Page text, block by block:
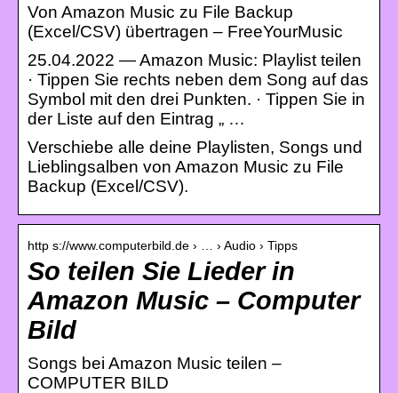
Von Amazon Music zu File Backup
(Excel/CSV) übertragen – FreeYourMusic
25.04.2022 — Amazon Music: Playlist teilen
· Tippen Sie rechts neben dem Song auf das
Symbol mit den drei Punkten. · Tippen Sie in
der Liste auf den Eintrag „ …
Verschiebe alle deine Playlisten, Songs und
Lieblingsalben von Amazon Music zu File
Backup (Excel/CSV).
http s://www.computerbild.de › … › Audio › Tipps
So teilen Sie Lieder in
Amazon Music – Computer
Bild
Songs bei Amazon Music teilen –
COMPUTER BILD